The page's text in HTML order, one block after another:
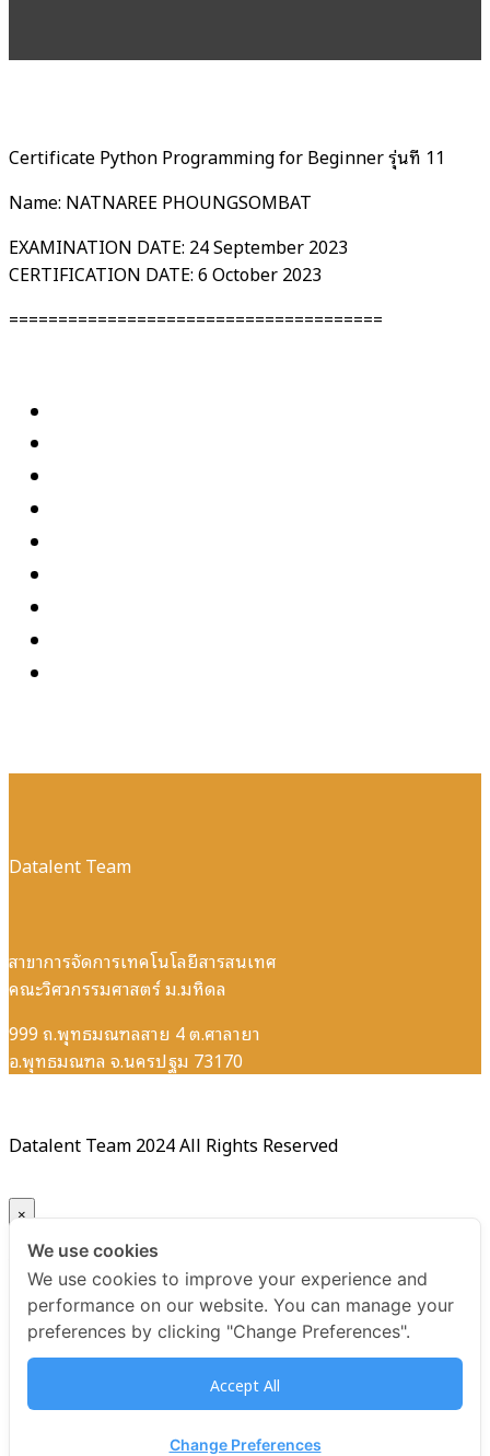
Certificate Python Programming for Beginner รุ่นที่ 11
Name: NATNAREE PHOUNGSOMBAT
EXAMINATION DATE: 24 September 2023
CERTIFICATION DATE: 6 October 2023
======================================
Datalent Team
สาขาการจัดการเทคโนโลยีสารสนเทศ
คณะวิศวกรรมศาสตร์ ม.มหิดล
999 ถ.พุทธมณฑลสาย 4 ต.ศาลายา
อ.พุทธมณฑล จ.นครปฐม 73170
Datalent Team 2024 All Rights Reserved
×
Your ticket for the: Certificate Python Programming for
Beginner รุ่นที่ 11
Title
Certificate Python Programming for Beginner รุ่นที่ 11
We use cookies
We use cookies to improve your experience and
performance on our website. You can manage your
preferences by clicking "Change Preferences".
Accept All
Change Preferences